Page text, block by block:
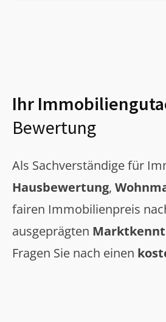
Ihr
Bewertung
Als Sachverständige für
Hausbewertung,
fairen Immobilienpreis
ausgeprägten
Fragen Sie nach einen